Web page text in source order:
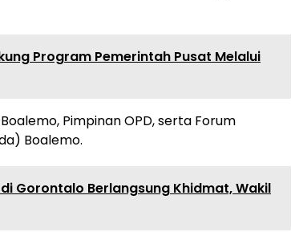
Program Pemerintah Pusat Melalui
Pimpinan OPD, serta Forum
Boalemo.
di Gorontalo Berlangsung Khidmat, Wakil